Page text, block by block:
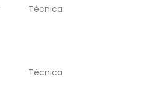
Técnica
Técnica